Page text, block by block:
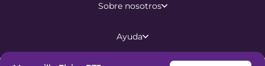
Sobre nosotros
Ayuda